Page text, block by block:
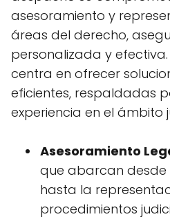
asesoramiento y
áreas del derecho,
personalizada y efectiva.
centra en ofrecer
eficientes, respaldadas
experiencia en el ámbito
Asesoramiento
que abarcan desde
hasta la
procedimientos